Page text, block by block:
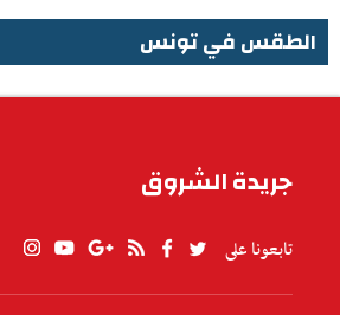
الطقس في تونس
جريدة الشروق
تابعونا على